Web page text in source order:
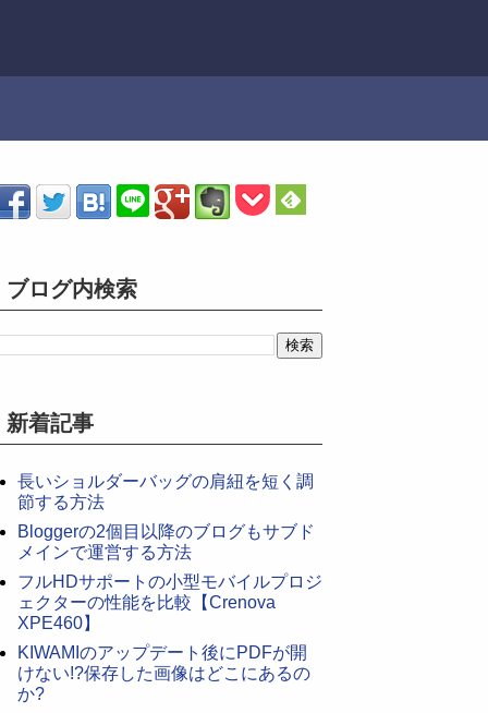
ブログ内検索
新着記事
長いショルダーバッグの肩紐を短く調
節する方法
Bloggerの2個目以降のブログもサブド
メインで運営する方法
フルHDサポートの小型モバイルプロジ
ェクターの性能を比較【Crenova
XPE460】
KIWAMIのアップデート後にPDFが開
けない!?保存した画像はどこにあるの
か?